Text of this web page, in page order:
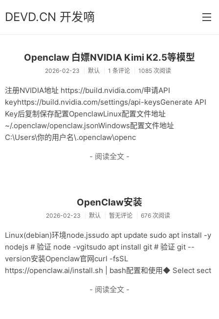
DEVD.CN 开发嘀
首页
分类
默认
Java
Python
Database
归档
Openclaw 白嫖NVIDIA Kimi K2.5等模型
2026-02-23 默认 1 条评论 1085 次阅读
注册NVIDIA地址 https://build.nvidia.com/申请API
keyhttps://build.nvidia.com/settings/api-keysGenerate API
Key后复制保存配置OpenclawLinux配置文件地址
~/.openclaw/openclaw.jsonWindows配置文件地址
C:\Users\你的用户名\.openclaw\openc
- 阅读全文 -
OpenClaw安装
2026-02-23 默认 暂无评论 676 次阅读
Linux(debian)环境node.jssudo apt update sudo apt install -y
nodejs # 验证 node -vgitsudo apt install git # 验证 git --
version安装Openclaw官网curl -fsSL
https://openclaw.ai/install.sh | bash配置和使用◆ Select sect
- 阅读全文 -